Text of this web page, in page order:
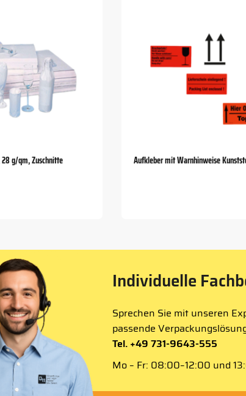
g/qm, Zuschnitte Aufkleber mit Warnhinweise
Individuelle
Sprechen Sie mit unseren
passende
Tel. +49 731-9643-555
Mo – Fr: 08:00–12:00 und